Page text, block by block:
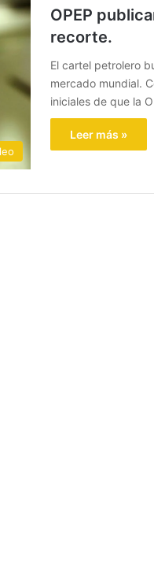
OPEP
recorte.
El cartel petrolero
mercado mundial.
iniciales de que la
Leer más »